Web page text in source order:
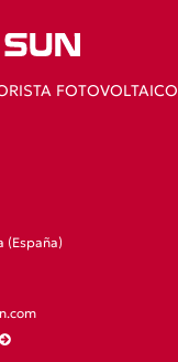
FOTOVOLTAICO
(España)